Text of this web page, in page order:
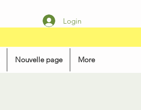
Login
Nouvelle page More